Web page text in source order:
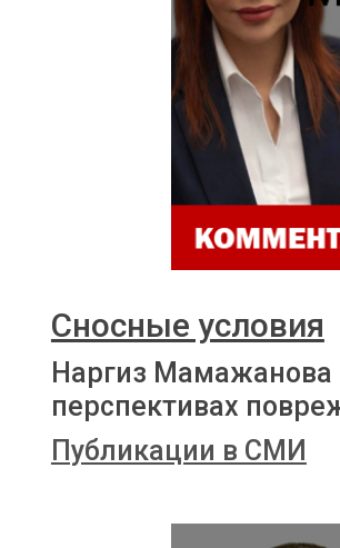
Сносные условия
Наргиз Мамажанова
перспективах
Публикации в СМИ